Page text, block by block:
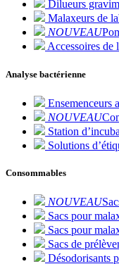
Dilueurs
Malaxeurs de
NOUVEAU
Accessoires de
Analyse bactérienne
Ensemenceurs
NOUVEAU
Station
Solutions
Consommables
NOUVEAU
Sacs pour
Sacs pour
Sacs de
Désodorisants